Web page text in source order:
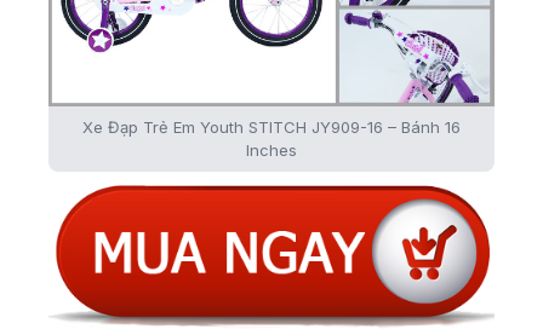
Xe Đạp Trẻ Em Youth STITCH JY909-16 – Bánh 16
Inches